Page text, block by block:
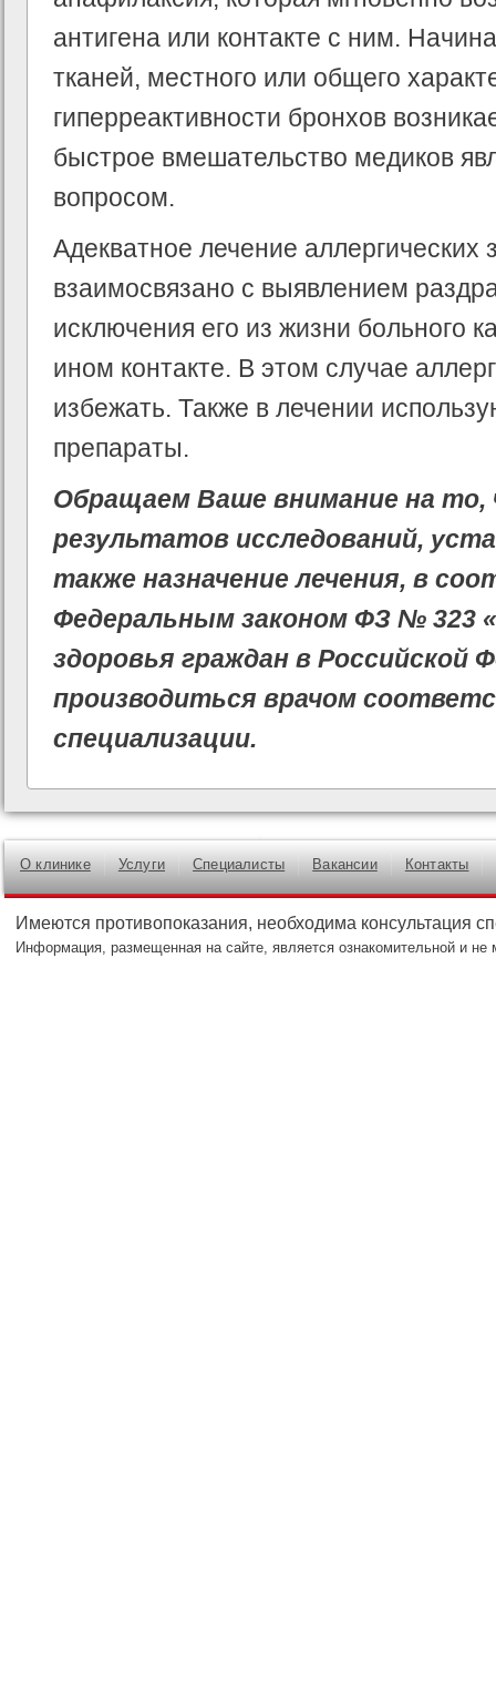
антигена или контакте с ним.
тканей, местного или общего
гиперреактивности бронхов
быстрое вмешательство медиков
вопросом.
Адекватное лечение
взаимосвязано с выявлением
исключения его из жизни больного
ином контакте. В этом случае
избежать. Также в лечении
препараты.
Обращаем Ваше внимание на
результатов исследований,
также назначение лечения, в
Федеральным законом ФЗ № 323
здоровья граждан в Российской
производиться врачом
специализации.
О клинике Услуги Специалисты Вакансии Контакты
Имеются противопоказания, необходима консультация
Информация, размещенная на сайте, является ознакомительной и